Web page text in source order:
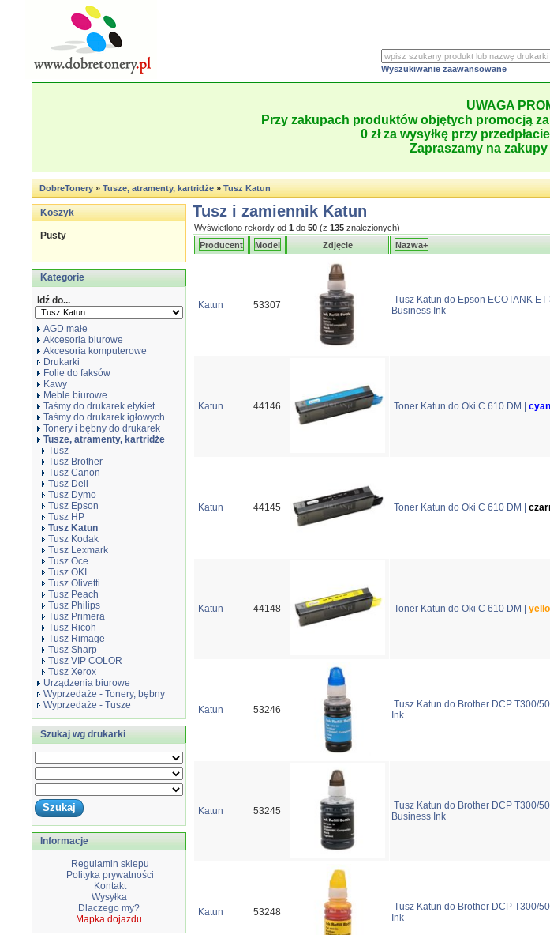
Wyszukiwanie zaawansowane
UWAGA
Przy zakupach produktów objętych promocją
0 zł za wysyłkę przy
Zapraszamy na
DobreTonery»Tusze, atramenty, kartridże»Tusz Katun
Koszyk
Pusty
Kategorie
Idź do...
AGD małe
Akcesoria biurowe
Akcesoria komputerowe
Drukarki
Folie do faksów
Kawy
Meble biurowe
Taśmy do drukarek etykiet
Taśmy do drukarek igłowych
Tonery i bębny do drukarek
Tusze, atramenty, kartridże
Tusz
Tusz Brother
Tusz Canon
Tusz Dell
Tusz Dymo
Tusz Epson
Tusz HP
Tusz Katun
Tusz Kodak
Tusz Lexmark
Tusz Oce
Tusz OKI
Tusz Olivetti
Tusz Peach
Tusz Philips
Tusz Primera
Tusz Ricoh
Tusz Rimage
Tusz Sharp
Tusz VIP COLOR
Tusz Xerox
Urządzenia biurowe
Wyprzedaże - Tonery, bębny
Wyprzedaże - Tusze
Szukaj wg drukarki
Informacje
Regulamin sklepu
Polityka prywatności
Kontakt
Wysyłka
Dlaczego my?
Mapka dojazdu
Tusz i zamiennik Katun
Wyświetlono rekordy od 1 do 50 (z 135 znalezionych)
Producent
Model Zdjęcie Nazwa+
Katun 53307 Tusz Katun do Epson ECOTANK ET
Business Ink
Katun 44146 Toner Katun do Oki C 610 DM | cyan
Katun 44145 Toner Katun do Oki C 610 DM |
Katun 44148 Toner Katun do Oki C 610 DM |
Katun 53246 Tusz Katun do Brother DCP T300/
Ink
Katun 53245 Tusz Katun do Brother DCP T300/
Business Ink
Katun 53248 Tusz Katun do Brother DCP T300/
Ink